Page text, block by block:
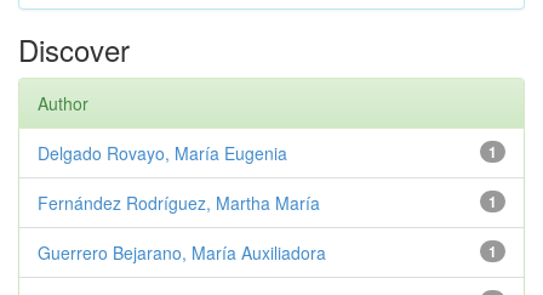
Discover
Author
1
Delgado Rovayo, María Eugenia
1
Fernández Rodríguez, Martha María
1
Guerrero Bejarano, María Auxiliadora